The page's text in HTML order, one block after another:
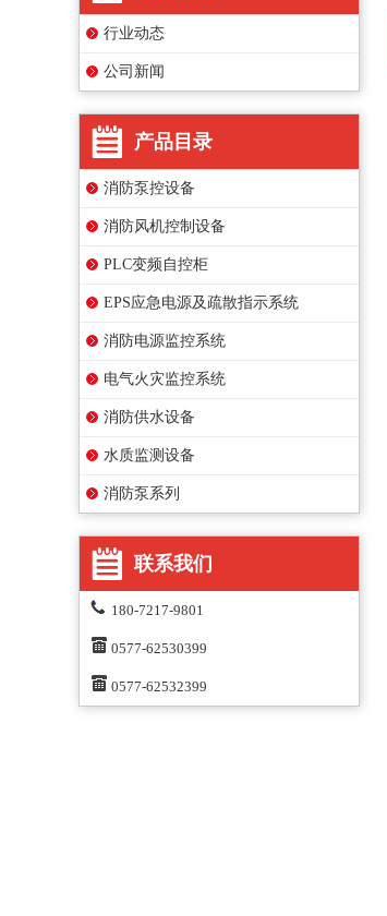
行业动态
公司新闻
产品目录
消防泵控设备
消防风机控制设备
PLC变频自控柜
EPS应急电源及疏散指示系统
消防电源监控系统
电气火灾监控系统
消防供水设备
水质监测设备
消防泵系列
联系我们
180-7217-9801
0577-62530399
0577-62532399